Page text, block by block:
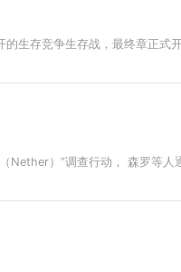
生存竞争生存战，最终章正式
Nether）”调查行动， 森罗等人